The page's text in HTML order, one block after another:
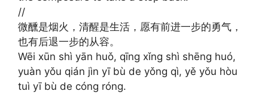
//
微醺是烟火，清醒是生活，愿有前进一步的勇气，
也有后退一步的从容。
Wēi xūn shì yān huǒ, qīng xǐng shì shēng huó,
yuàn yǒu qián jìn yī bù de yǒng qì, yě yǒu hòu
tuì yī bù de cóng róng.